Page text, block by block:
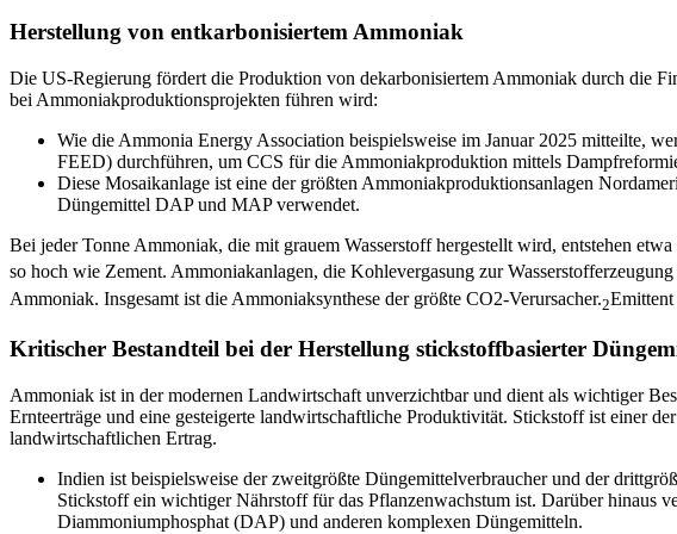
Herstellung von entkarbonisiertem Ammoniak
Die US-Regierung fördert die Produktion von dekarbonisiertem Ammoniak durch die
bei Ammoniakproduktionsprojekten führen wird:
Wie die Ammonia Energy Association beispielsweise im Januar 2025 mitteilte,
FEED) durchführen, um CCS für die Ammoniakproduktion mittels
Diese Mosaikanlage ist eine der größten Ammoniakproduktionsanlagen
Düngemittel DAP und MAP verwendet.
Bei jeder Tonne Ammoniak, die mit grauem Wasserstoff hergestellt wird, entstehen
so hoch wie Zement. Ammoniakanlagen, die Kohlevergasung zur
Ammoniak. Insgesamt ist die Ammoniaksynthese der größte CO2-Verursacher.2Emittent
Kritischer Bestandteil bei der Herstellung stickstoffbasierter
Ammoniak ist in der modernen Landwirtschaft unverzichtbar und dient als wichtiger
Ernteerträge und eine gesteigerte landwirtschaftliche Produktivität. Stickstoff ist einer
landwirtschaftlichen Ertrag.
Indien ist beispielsweise der zweitgrößte Düngemittelverbraucher und der
Stickstoff ein wichtiger Nährstoff für das Pflanzenwachstum ist. Darüber
Diammoniumphosphat (DAP) und anderen komplexen Düngemitteln.